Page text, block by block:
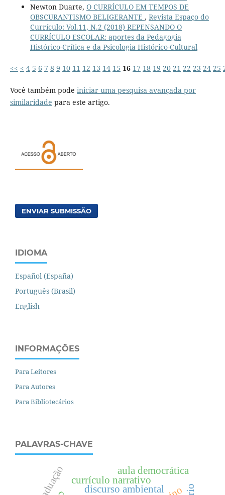
Newton Duarte, O CURRÍCULO EM TEMPOS DE
OBSCURANTISMO BELIGERANTE , Revista Espaço do
Currículo: Vol.11, N.2 (2018) REPENSANDO O
CURRÍCULO ESCOLAR: aportes da Pedagogia
Histórico-Crítica e da Psicologia Histórico-Cultural
<< < 4 5 6 7 8 9 10 11 12 13 14 15 16 17 18 19 20 21 22 23 24 25
Você também pode iniciar uma pesquisa avançada por
similaridade para este artigo.
ENVIAR SUBMISSÃO
IDIOMA
Español (España)
Português (Brasil)
English
INFORMAÇÕES
Para Leitores
Para Autores
Para Bibliotecários
PALAVRAS-CHAVE
discurso ambiental
currículo narrativo
aula democrática